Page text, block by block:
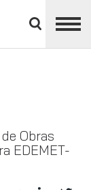
panel
Obras
EDEMET-